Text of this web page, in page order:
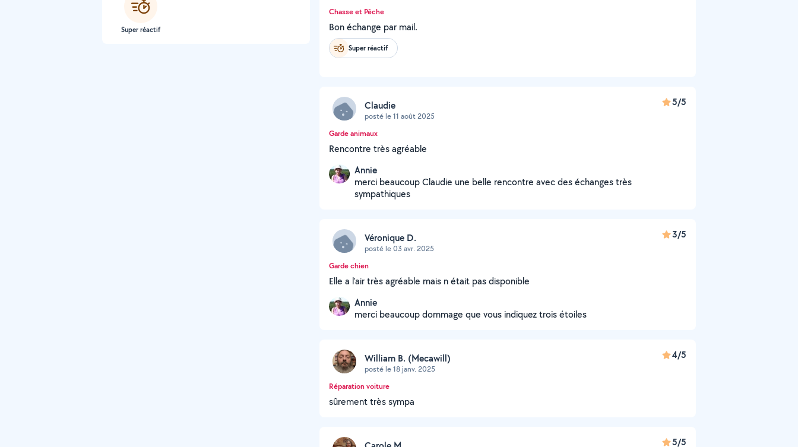
Super réactif
Chasse et Pêche
Bon échange par mail.
Super réactif
Claudie
posté le 11 août 2025
5/5
Garde animaux
Rencontre très agréable
Annie
merci beaucoup Claudie une belle rencontre avec des échanges très
sympathiques
Véronique D.
posté le 03 avr. 2025
3/5
Garde chien
Elle a l'air très agréable mais n était pas disponible
Annie
merci beaucoup dommage que vous indiquez trois étoiles
William B. (Mecawill)
posté le 18 janv. 2025
4/5
Réparation voiture
sûrement très sympa
5/5